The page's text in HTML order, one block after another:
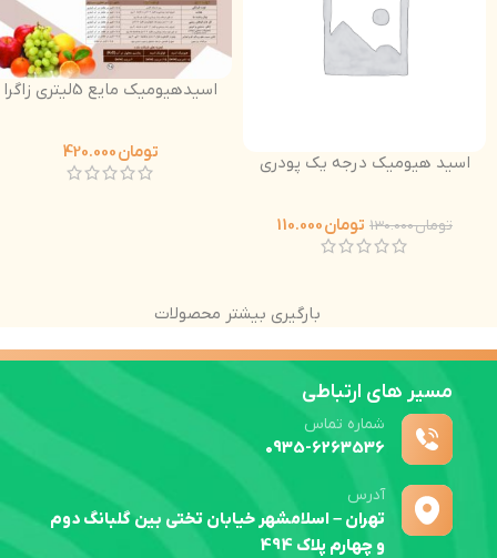
اسید هیومیک درجه یک پودری
تومان130.000 تومان
اسیدهیومیک مایع 5لیتری زاگرا
تومان
بارگیری بیشتر محصولات
مسیر های ارتباطی
شماره تماس
0935-6263536
آدرس
تهران – اسلامشهر خیابان تختی بین گلبانگ دوم
و چهارم پلاک 494